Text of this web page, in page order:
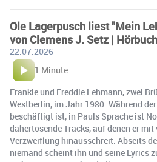
Ole Lagerpusch liest "Mein
von Clemens J. Setz |
22.07.2026
1 Minute
Frankie und Freddie Lehmann, zwei
Westberlin, im Jahr 1980. Während
beschäftigt ist, in Pauls Sprache ist
dahertosende Tracks, auf denen er
Verzweiflung hinausschreit. Abseits
niemand scheint ihn und seine Lyrics